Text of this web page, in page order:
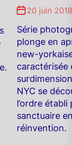
20 juin 2018
Série
plonge en
new-
caractérisée
NYC se
l’ordre
sanctuaire
réinvention.